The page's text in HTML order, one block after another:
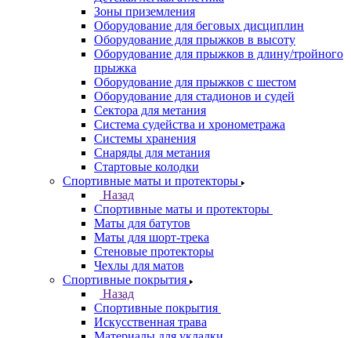
Зоны приземления
Оборудование для беговых дисциплин
Оборудование для прыжков в высоту
Оборудование для прыжков в длину/тройного
прыжка
Оборудование для прыжков с шестом
Оборудование для стадионов и судей
Сектора для метания
Система судейства и хронометража
Системы хранения
Снаряды для метания
Стартовые колодки
Спортивные маты и протекторы
Назад
Спортивные маты и протекторы
Маты для батутов
Маты для шорт-трека
Стеновые протекторы
Чехлы для матов
Спортивные покрытия
Назад
Спортивные покрытия
Искусственная трава